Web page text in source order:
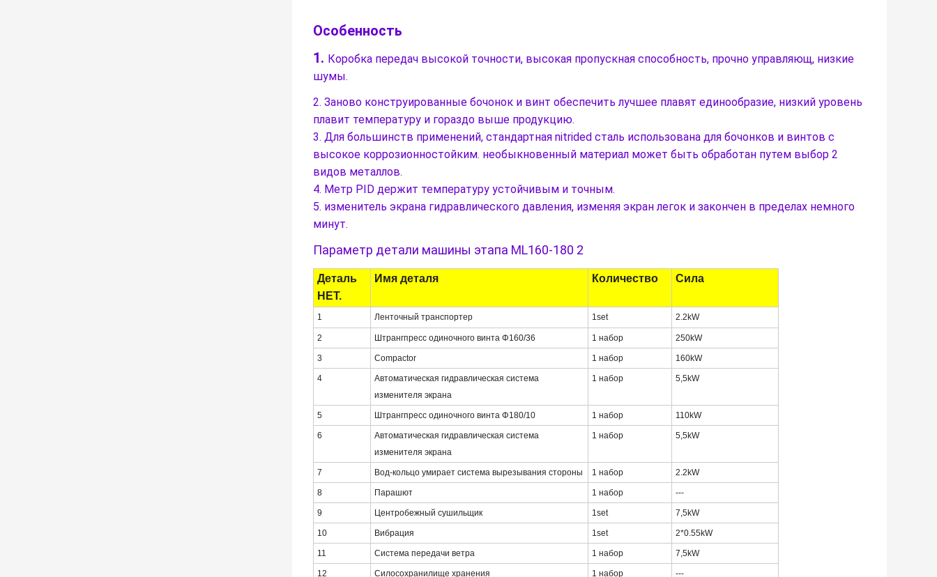
Особенность
1. Коробка передач высокой точности, высокая пропускная способность, прочно управляющ, низкие
шумы.
2. Заново конструированные бочонок и винт обеспечить лучшее плавят единообразие, низкий уровень
плавит температуру и гораздо выше продукцию.
3. Для большинств применений, стандартная nitrided сталь использована для бочонков и винтов с
высокое коррозионностойким. необыкновенный материал может быть обработан путем выбор 2
видов металлов.
4. Метр PID держит температуру устойчивым и точным.
5. изменитель экрана гидравлического давления, изменяя экран легок и закончен в пределах немного
минут.
Параметр детали машины этапа ML160-180 2
Деталь
НЕТ.
Имя деталя Количество Сила
1 Ленточный транспортер 1set 2.2kW
2 Штрангпресс одиночного винта Φ160/36 1 набор 250kW
3 Compactor 1 набор 160kW
4
Автоматическая гидравлическая система
изменителя экрана
1 набор 5,5kW
5 Штрангпресс одиночного винта Φ180/10 1 набор 110kW
6
Автоматическая гидравлическая система
изменителя экрана
1 набор 5,5kW
7 Вод-кольцо умирает система вырезывания стороны 1 набор 2.2kW
8 Парашют 1 набор ---
9 Центробежный сушильщик 1set 7,5kW
10 Вибрация 1set 2*0.55kW
11 Система передачи ветра 1 набор 7,5kW
12 Силосохранилище хранения 1 набор ---